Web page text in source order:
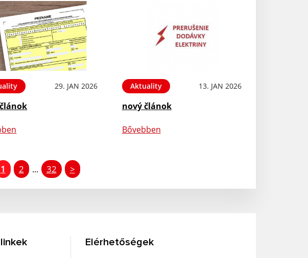
29. JAN 2026 Aktuality 13. JAN 2026
nový článok
Bővebben
1 2 ... 32 >
Elérhetőségek